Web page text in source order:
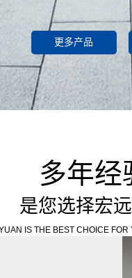
更多产品
多年经
是您选择宏
IS THE BEST CHOICE